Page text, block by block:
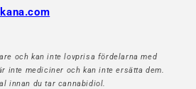
och kan inte lovprisa fördelarna med
inte mediciner och kan inte ersätta dem.
innan du tar cannabidiol.